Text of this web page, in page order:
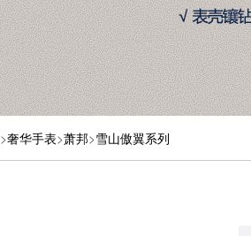
>奢华手表>萧邦>雪山傲翼系列